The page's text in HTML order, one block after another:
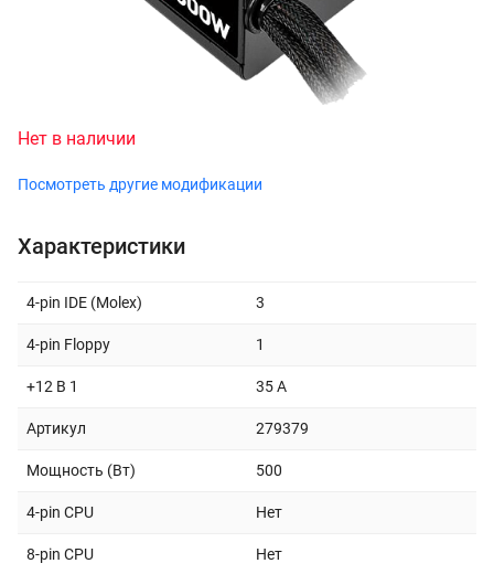
Нет в наличии
Посмотреть другие модификации
Характеристики
4-pin IDE (Molex) 3
4-pin Floppy 1
+12 В 1 35 A
Артикул 279379
Мощность (Вт) 500
4-pin CPU Нет
8-pin CPU Нет